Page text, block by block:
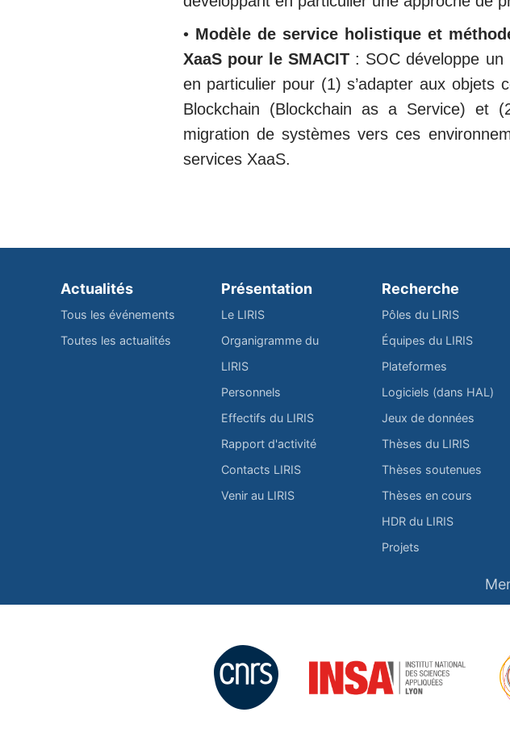
• Modèle de service holistique et
XaaS pour le SMACIT : SOC développe
en particulier pour (1) s’adapter aux objets
Blockchain (Blockchain as a Service) et
migration de systèmes vers ces
services XaaS.
Actualités
Tous les événements
Toutes les actualités
Présentation
Le LIRIS
Organigramme du
LIRIS
Personnels
Effectifs du LIRIS
Rapport d'activité
Contacts LIRIS
Venir au LIRIS
Recherche
Pôles du LIRIS
Équipes du LIRIS
Plateformes
Logiciels (dans HAL)
Jeux de données
Thèses du LIRIS
Thèses soutenues
Thèses en cours
HDR du LIRIS
Projets